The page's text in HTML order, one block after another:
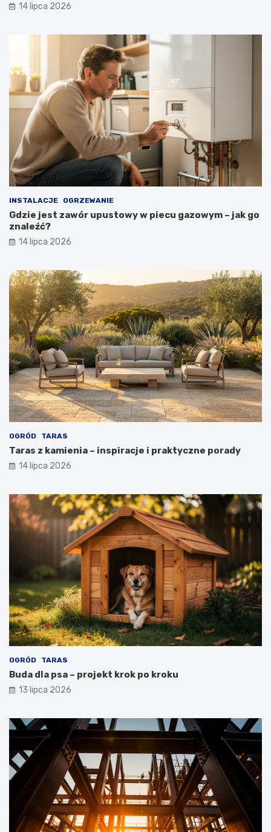
14 lipca 2026
INSTALACJE OGRZEWANIE
Gdzie jest zawór upustowy w piecu gazowym – jak go
znaleźć?
14 lipca 2026
OGRÓD TARAS
Taras z kamienia – inspiracje i praktyczne porady
14 lipca 2026
OGRÓD TARAS
Buda dla psa – projekt krok po kroku
13 lipca 2026